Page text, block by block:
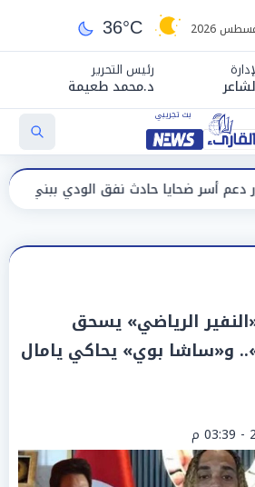
36°C
رئيس التحرير
د.محمد طعيمة
حادث نفق الودي ببني سويف
الرياضي» يسحق
و«ساشا بوي» يحاكي يامال